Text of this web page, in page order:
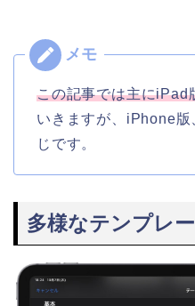
この記事では主にiPad
いきますが、iPhone版
じです。
多様なテンプレ